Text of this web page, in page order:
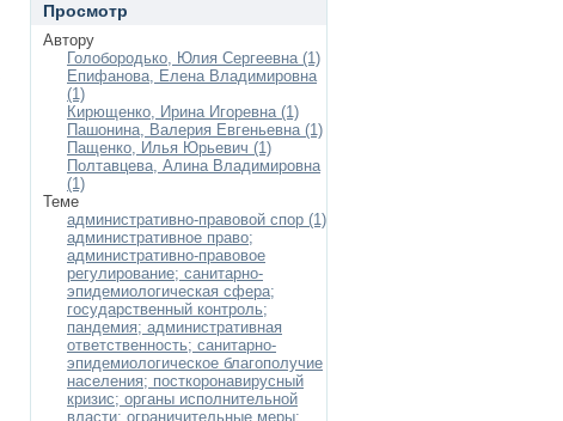
Просмотр
Автору
Голобородько, Юлия Сергеевна (1)
Епифанова, Елена Владимировна
(1)
Кирющенко, Ирина Игоревна (1)
Пашонина, Валерия Евгеньевна (1)
Пащенко, Илья Юрьевич (1)
Полтавцева, Алина Владимировна
(1)
Теме
административно-правовой спор (1)
административное право;
административно-правовое
регулирование; санитарно-
эпидемиологическая сфера;
государственный контроль;
пандемия; административная
ответственность; санитарно-
эпидемиологическое благополучие
населения; посткоронавирусный
кризис; органы исполнительной
власти; ограничительные меры;